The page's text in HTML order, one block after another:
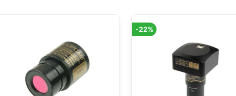
-22%